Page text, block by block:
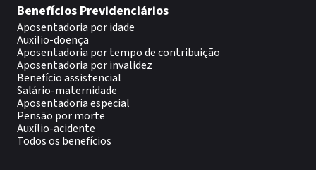
Benefícios Previdenciários
Aposentadoria por idade
Auxilio-doença
Aposentadoria por tempo de contribuição
Aposentadoria por invalidez
Benefício assistencial
Salário-maternidade
Aposentadoria especial
Pensão por morte
Auxílio-acidente
Todos os benefícios